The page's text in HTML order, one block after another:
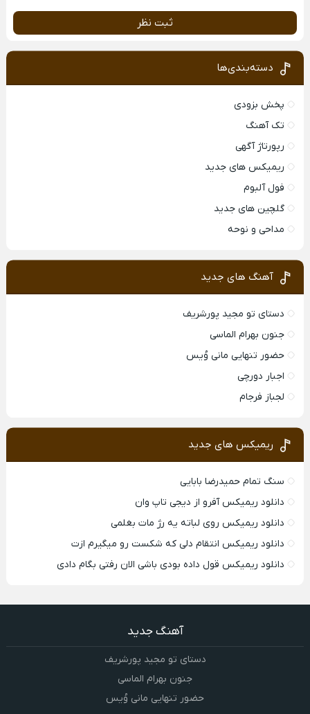
ثبت نظر
دسته‌بندی‌ها
پخش بزودی
تک آهنگ
رپورتاژ آگهی
ریمیکس های جدید
فول آلبوم
گلچین های جدید
مداحی و نوحه
آهنگ های جدید
دستای تو مجید پورشریف
جنون بهرام الماسی
حضور تنهایی مانی وُیس
اجبار دورچی
لجباز فرجام
ریمیکس های جدید
سنگ تمام حمیدرضا بابایی
دانلود ریمیکس آفرو از ديجی تاپ وان
دانلود ریمیکس روی لباته یه رژ مات بغلمی
دانلود ریمیکس انتقام دلی که شکست رو میگیرم ازت
دانلود ریمیکس قول داده بودی باشی الان رفتی بگام دادی
آهنگ جدید
دستای تو مجید پورشریف
جنون بهرام الماسی
حضور تنهایی مانی وُیس